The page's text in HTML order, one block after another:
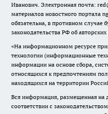
Иванович. Электронная почта:
материалов новостного портала
обязательна, в противном
законодательства РФ об
«На информационном ресурсе
технологии (информационные
информации на основе сбора,
относящихся к предпочтениям
находящихся на территории
Вся информация, размещенная на
соответствии с